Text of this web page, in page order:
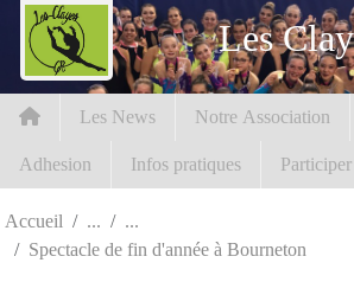
Les
Les News Notre Association
Adhesion Infos pratiques Participer
Accueil
Spectacle de fin d'année à Bourneton
Panneau de gestion des cookies